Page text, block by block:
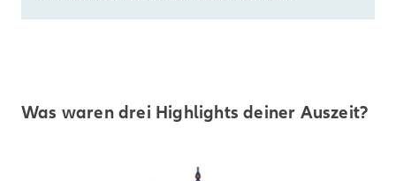
Was waren drei Highlights deiner Auszeit?